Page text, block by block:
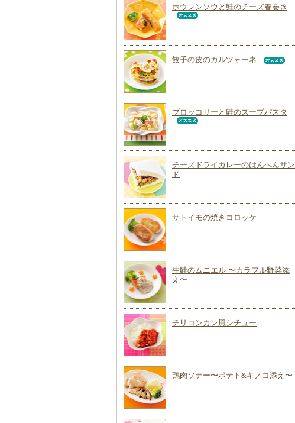
ホウレンソウと鮭のチーズ春巻き
餃子の皮のカルツォーネ
ブロッコリーと鮭のスープパスタ
チーズドライカレーのはんぺんサン
ド
サトイモの焼きコロッケ
生鮭のムニエル 〜カラフル野菜添
え〜
チリコンカン風シチュー
鶏肉ソテー〜ポテト&キノコ添え〜